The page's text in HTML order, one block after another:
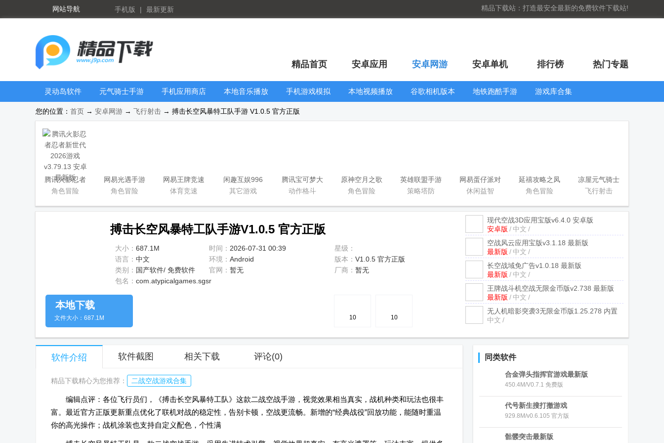
网站导航 手机版 | 最新更新 精品下载站：打造最安全最新的免费软件下载站!
精品首页 安卓应用 安卓网游 安卓单机 排行榜 热门专题
灵动岛软件
元气骑士手游
手机应用商店
本地音乐播放
手机游戏模拟
器安卓版合集
本地视频播放
谷歌相机版本
地铁跑酷手游
游戏库合集
您的位置： 首页 → 安卓网游 → 飞行射击 → 搏击长空风暴特工队手游 V1.0.5 官方正版
腾讯火影忍者
忍者新世代
角色冒险
网易光遇手游
正版
角色冒险
网易王牌竞速
手游
体育竞速
闲趣互娱996
传奇盒子官方
其它游戏
腾讯宝可梦大
集结国服正式
动作格斗
原神空月之歌
版本
角色冒险
英雄联盟手游
国服正版
策略塔防
网易蛋仔派对
工坊版游戏
休闲益智
延禧攻略之凤
凰于飞官方版
角色冒险
凉屋元气骑士
官方正版
飞行射击
搏击长空风暴特工队手游V1.0.5 官方正版
大小： 687.1M 时间： 2026-07-31 00:39
星级：
语言： 中文 环境： Android 版本： V1.0.5 官方正版
类别： 国产软件/ 免费软件 官网： 暂无 厂商： 暂无
包名： com.atypicalgames.sgsr
现代空战3D应用宝版v6.4.0 安卓版
安卓版 / 中文 /
空战风云应用宝版v3.1.18 最新版
最新版 / 中文 /
长空战域免广告v1.0.18 最新版
最新版 / 中文 /
王牌战斗机空战无限金币版v2.738 最新版
最新版 / 中文 /
无人机暗影突袭3无限金币版1.25.278 内置
菜单
中文 /
10 10
本地下载
文件大小：687.1M
软件介绍 软件截图 相关下载 评论(0)
精品下载精心为您推荐： 二战空战游戏合集
编辑点评：各位飞行员们，《搏击长空风暴特工队》这款二战空战手游，视觉效果相当真实，战机种类和玩法也很丰
富。最近官方正版更新重点优化了联机对战的稳定性，告别卡顿，空战更流畅。新增的“经典战役”回放功能，能随时重温
你的高光操作；战机涂装也支持自定义配色，个性满
同类软件
合金弹头指挥官游戏最新版
450.4M/V0.7.1 免费版
代号新生搜打撤游戏
929.8M/v0.6.105 官方版
骷髅突击最新版